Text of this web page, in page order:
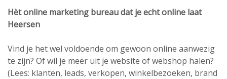
Hèt online marketing bureau dat je echt online laat
Heersen
Vind je het wel voldoende om gewoon online aanwezig
te zijn? Of wil je meer uit je website of webshop halen?
(Lees: klanten, leads, verkopen, winkelbezoeken, brand